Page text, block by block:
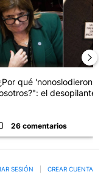
qué 'nonoslodieron' a
el desopilante ...
26 comentarios
SESIÓN CREAR CUENTA